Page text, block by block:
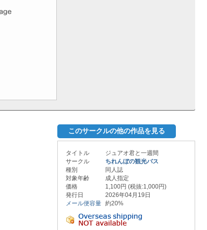
このサークルの他の作品を見る
タイトル
ジュアオ君と一週間
サークル
ちれんぼの観光バス
種別
同人誌
対象年齢
成人指定
価格
1,100円 (税抜:1,000円)
発行日
2026年04月19日
メール便容量 約20%